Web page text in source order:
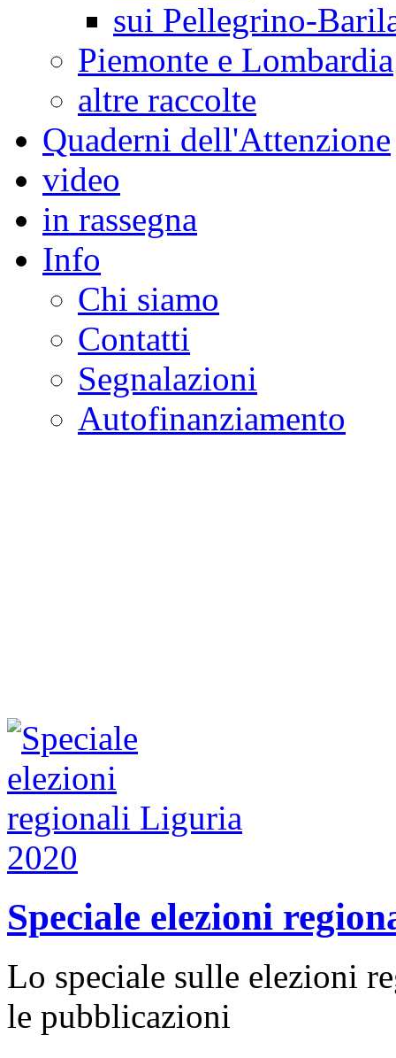
sui Pellegrino-
Piemonte e Lombardia
altre raccolte
Quaderni dell'Attenzione
video
in rassegna
Info
Chi siamo
Contatti
Segnalazioni
Autofinanziamento
Speciale elezioni
Lo speciale sulle elezioni
le pubblicazioni